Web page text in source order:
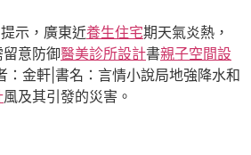
示，廣東近養生住宅期天氣炎熱，
意防御醫美診所設計書親子空間設
：金軒|書名：言情小說局地強降水和
風及其引發的災害。